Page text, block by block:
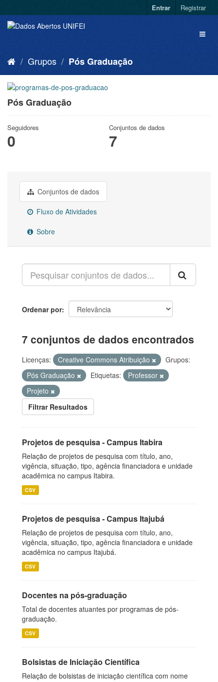
Entrar Registrar
Grupos Pós Graduação
Pós Graduação
Seguidores
0
Conjuntos de dados
7
Conjuntos de dados
Fluxo de Atividades
Sobre
Ordenar por
7 conjuntos de dados encontrados
Licenças: Creative Commons Atribuição
Grupos:
Pós Graduação
Etiquetas:
Professor
Projeto
Filtrar Resultados
Projetos de pesquisa - Campus Itabira
Relação de projetos de pesquisa com título, ano,
vigência, situação, tipo, agência financiadora e unidade
acadêmica no campus Itabira.
CSV
Projetos de pesquisa - Campus Itajubá
Relação de projetos de pesquisa com título, ano,
vigência, situação, tipo, agência financiadora e unidade
acadêmica no campus Itajubá.
CSV
Docentes na pós-graduação
Total de docentes atuantes por programas de pós-
graduação.
CSV
Bolsistas de Iniciação Científica
Relação de bolsistas de iniciação científica com nome